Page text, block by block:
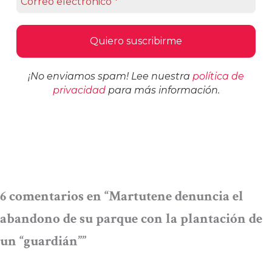
¡No enviamos spam! Lee nuestra política de
privacidadpara más información.
6 comentarios en “Martutene denuncia el
abandono de su parque con la plantación de
un “guardián””